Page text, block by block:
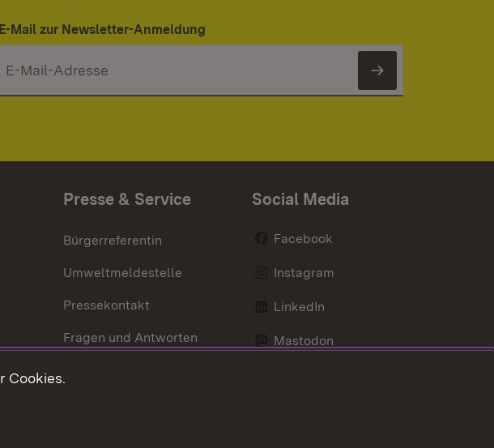
E-Mail zur Newsletter-Anmeldung
Newsletter
Presse & Service
Bürgerreferentin
Umweltmeldestelle
Pressekontakt
Fragen und Antworten
Social Media
Facebook
Instagram
LinkedIn
Mastodon
Cookies.